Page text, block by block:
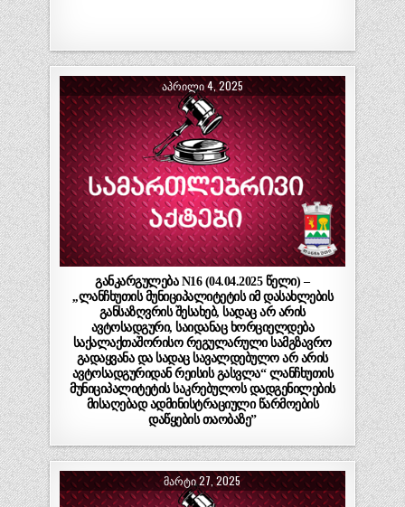
ᲐᲞᲠᲘᲚᲘ 4, 2025
განკარგულება N16 (04.04.2025 წელი) –
,,ლანჩხუთის მუნიციპალიტეტის იმ დასახლების
განსაზღვრის შესახებ, სადაც არ არის
ავტოსადგური, საიდანაც ხორციელდება
საქალაქთაშორისო რეგულარული სამგზავრო
გადაყვანა და სადაც სავალდებულო არ არის
ავტოსადგურიდან რეისის გასვლა“ ლანჩხუთის
მუნიციპალიტეტის საკრებულოს დადგენილების
მისაღებად ადმინისტრაციული წარმოების
დაწყების თაობაზე”
ᲛᲐᲠᲢᲘ 27, 2025